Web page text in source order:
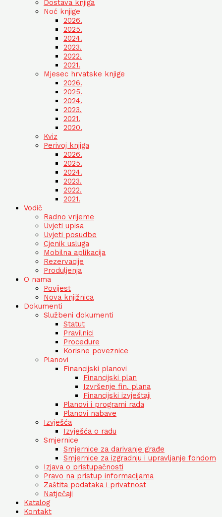
Dostava knjiga
Noć knjige
2026.
2025.
2024.
2023.
2022.
2021.
Mjesec hrvatske knjige
2026.
2025.
2024.
2023.
2021.
2020.
Kviz
Perivoj knjiga
2026.
2025.
2024.
2023.
2022.
2021.
Vodič
Radno vrijeme
Uvjeti upisa
Uvjeti posudbe
Cjenik usluga
Mobilna aplikacija
Rezervacije
Produljenja
O nama
Povijest
Nova knjižnica
Dokumenti
Službeni dokumenti
Statut
Pravilnici
Procedure
Korisne poveznice
Planovi
Financijski planovi
Financijski plan
Izvršenje fin. plana
Financijski izvještaji
Planovi i programi rada
Planovi nabave
Izvješća
Izvješća o radu
Smjernice
Smjernice za darivanje građe
Smjernice za izgradnju i upravljanje fondom
Izjava o pristupačnosti
Pravo na pristup informacijama
Zaštita podataka i privatnost
Natječaji
Katalog
Kontakt